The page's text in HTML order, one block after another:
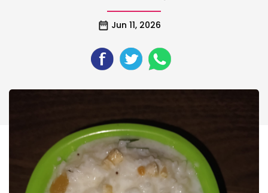
Jun 11, 2026